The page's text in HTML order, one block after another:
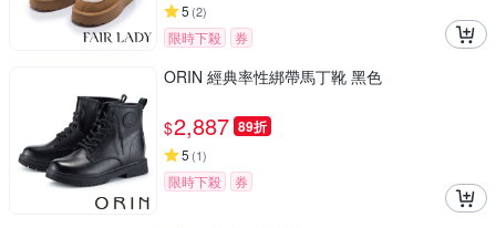
5 (2)
限時下殺 券
ORIN 經典率性綁帶馬丁靴 黑色
$2,887 89折
5 (1)
限時下殺 券